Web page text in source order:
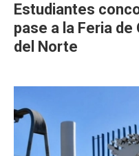
Estudiantes
pase a la Feria
del Norte